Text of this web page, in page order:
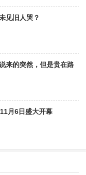
见旧人哭？
来的突然，但是贵在路
月6日盛大开幕